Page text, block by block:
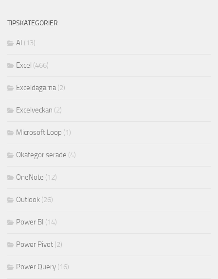
TIPSKATEGORIER
AI (13)
Excel (466)
Exceldagarna(2)
Excelveckan (2)
Microsoft Loop (1)
Okategoriserade (4)
OneNote (12)
Outlook (26)
Power BI (14)
Power Pivot (2)
Power Query (16)